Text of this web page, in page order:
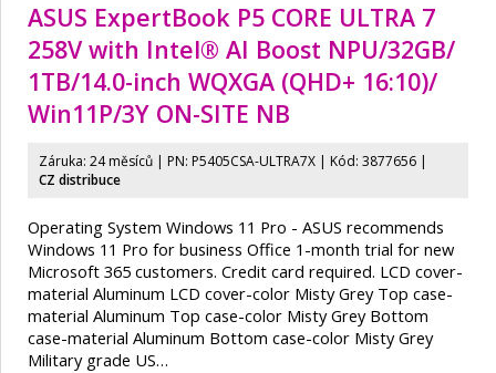
ASUS ExpertBook P5 CORE ULTRA 7
258V with Intel® AI Boost NPU/32GB/
1TB/14.0-inch WQXGA (QHD+ 16:10)/
Win11P/3Y ON-SITE NB
Záruka: 24 měsíců | PN: P5405CSA-ULTRA7X | Kód: 3877656 |
CZ distribuce
Operating System Windows 11 Pro - ASUS recommends
Windows 11 Pro for business Office 1-month trial for new
Microsoft 365 customers. Credit card required. LCD cover-
material Aluminum LCD cover-color Misty Grey Top case-
material Aluminum Top case-color Misty Grey Bottom
case-material Aluminum Bottom case-color Misty Grey
Military grade US…